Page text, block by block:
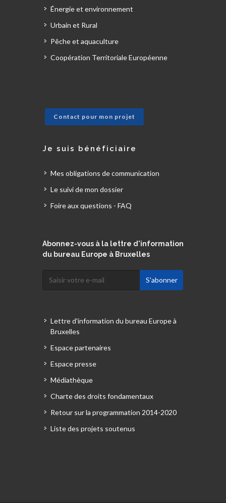
Énergie et environnement
Urbain et Rural
Pêche et aquaculture
Coopération Territoriale Européenne
Contact pour mon projet
Je suis bénéficiaire
Mes obligations de communication
Le suivi de mon dossier
Foire aux questions - FAQ
Abonnez-vous à la lettre d'information
du bureau Europe à Bruxelles
Lettre d'information du bureau Europe à
Bruxelles
Espace partenaires
Espace presse
Médiathèque
Charte des droits fondamentaux
Retour sur la programmation 2014-2020
Liste des projets soutenus